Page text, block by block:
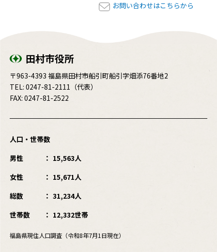
お問い合わせはこちらから
田村市役所
〒963-4393 福島県田村市船引町船引字畑添76番地2
TEL: 0247-81-2111 （代表）
FAX: 0247-81-2522
人口・世帯数
男性
15,563人
女性
15,671人
総数
31,234人
世帯数
12,332世帯
福島県現住人口調査（令和8年7月1日現在）